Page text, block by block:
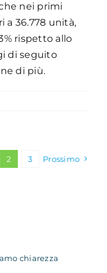
nei primi
a 36.778 unità,
rispetto allo
di seguito
di più.
2 3 Prossimo
chiarezza